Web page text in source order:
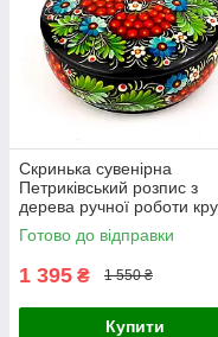
Скринька сувенірна
Петриківський розпис з
дерева ручної роботи
15х6см ЧЕРВОНА КАЛИНА
Україна
Готово до відправки
1 395 ₴ 1 550 ₴
Купити